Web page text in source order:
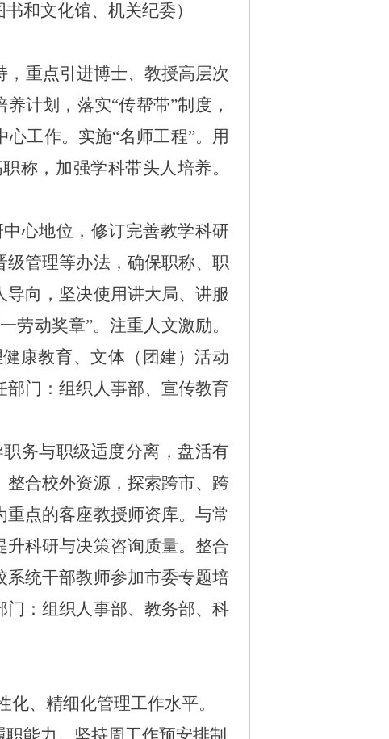
和文化馆、机关纪委）
，重点引进博士、教授高层次
计划，落实“传帮带”制度，
工作。实施“名师工程”。用
称，加强学科带头人培养。
心地位，修订完善教学科研
管理等办法，确保职称、职
向，坚决使用讲大局、讲服
劳动奖章”。注重人文激励。
康教育、文体（团建）活动
部门：组织人事部、宣传教育
务与职级适度分离，盘活有
合校外资源，探索跨市、跨
点的客座教授师资库。与常
科研与决策咨询质量。整合
系统干部教师参加市委专题培
：组织人事部、教务部、科
、精细化管理工作水平。
能力。坚持周工作预安排制